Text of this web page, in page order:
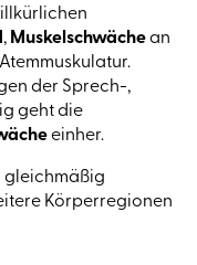
, Muskelschwächean
der Sprech-,
geht die
einher.
gleichmäßig
Körperregionen